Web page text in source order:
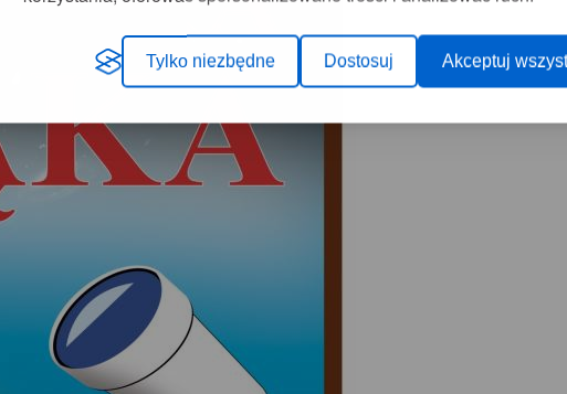
Tylko niezbędne Dostosuj Akceptuj